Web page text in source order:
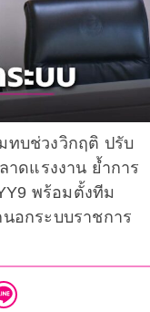
ทบช่วงวิกฤติ ปรับ
ดแรงงาน ย้ำการ
พร้อมตั้งทีม
อกระบบราชการ